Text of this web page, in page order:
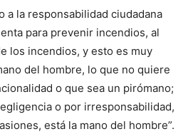
a la responsabilidad ciudadana
para prevenir incendios, al
los incendios, y esto es muy
del hombre, lo que no quiere
o que sea un pirómano;
o por irresponsabilidad,
está la mano del hombre”.